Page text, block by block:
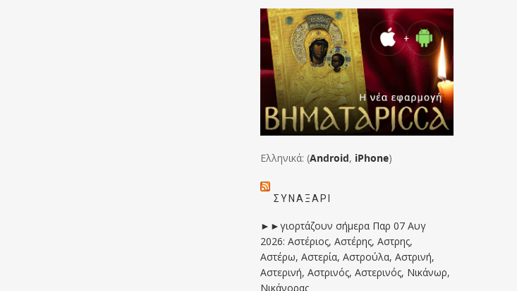
Ελληνικά: (Android, iPhone)
ΣΥΝΑΞΆΡΙ
►►γιορτάζουν σήμερα Παρ 07 Αυγ
2026: Αστέριος, Αστέρης, Αστρης,
Αστέρω, Αστερία, Αστρούλα, Αστρινή,
Αστερινή, Αστρινός, Αστερινός, Νικάνωρ,
Νικάνορας